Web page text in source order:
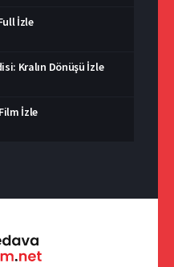
İzle
Kralın Dönüşü İzle
İzle